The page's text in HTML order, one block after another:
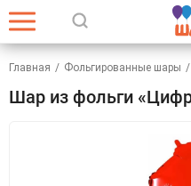
Главная / Фольгированные шары /
Шар из фольги